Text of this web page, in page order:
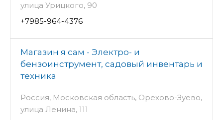
улица Урицкого, 90
+7985-964-4376
Магазин я сам - Электро- и
бензоинструмент, садовый инвентарь и
техника
Россия, Московская область, Орехово-Зуево,
улица Ленина, 111